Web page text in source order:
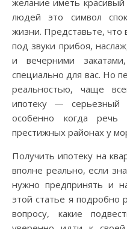
желание иметь
людей это символ
жизни. Представьте, что
под звуки прибоя,
и вечерними
специально для вас. Но
реальностью, чаще
ипотеку — серьезный
особенно когда
престижных районах у
Получить ипотеку на
вполне реально, если
нужно предпринять и
этой статье я подробно
вопросу, какие